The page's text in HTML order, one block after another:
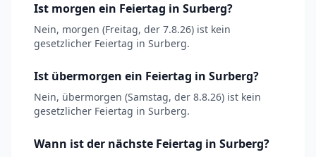
Ist morgen ein Feiertag in Surberg?
Nein, morgen (Freitag, der 7.8.26) ist kein
gesetzlicher Feiertag in Surberg.
Ist übermorgen ein Feiertag in Surberg?
Nein, übermorgen (Samstag, der 8.8.26) ist kein
gesetzlicher Feiertag in Surberg.
Wann ist der nächste Feiertag in Surberg?